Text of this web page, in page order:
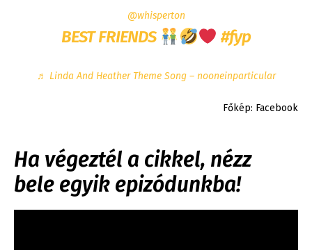
@whisperton
BEST FRIENDS #fyp
♬ Linda And Heather Theme Song – nooneinparticular
Főkép: Facebook
Ha végeztél a cikkel, nézz
bele egyik epizódunkba!